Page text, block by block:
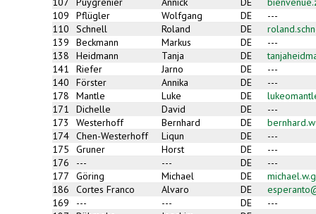
109
Pflügler Wolfgang DE
---
110
Schnell Roland DE
139
Beckmann Markus DE
---
138
Heidmann Tanja DE
141
Riefer Jarno DE
---
140
Förster Annika DE
---
178
Mantle Luke DE
171
Dichelle David DE
---
173
Westerhoff Bernhard DE
174 Chen-Westerhoff Liqun DE
---
175
Gruner Horst DE
---
176
--- --- DE
---
177
Göring Michael DE
186
Cortes Franco Alvaro DE
169
--- --- DE
---